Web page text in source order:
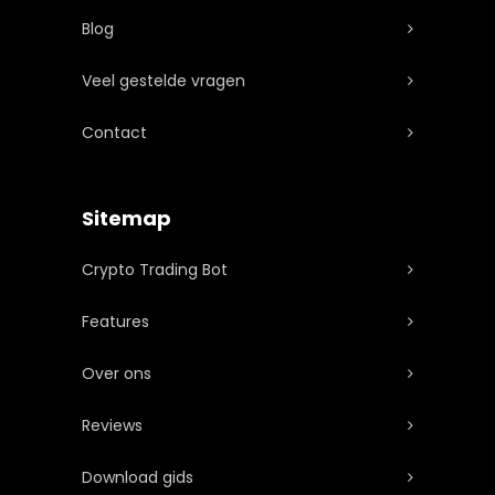
gebruikers krijgen vaak
gemakkelijk navigeren.
Blog
Veel gestelde vragen
Contact
Sitemap
Crypto Trading Bot
Features
Over ons
Reviews
Download gids